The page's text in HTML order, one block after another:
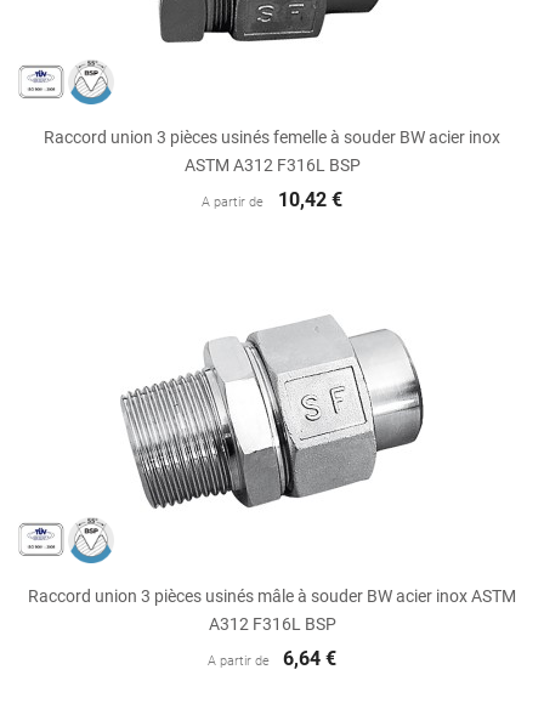
Raccord union 3 pièces usinés femelle à souder BW acier inox
ASTM A312 F316L BSP
A partir de 10,42 €
Raccord union 3 pièces usinés mâle à souder BW acier inox ASTM
A312 F316L BSP
A partir de 6,64 €